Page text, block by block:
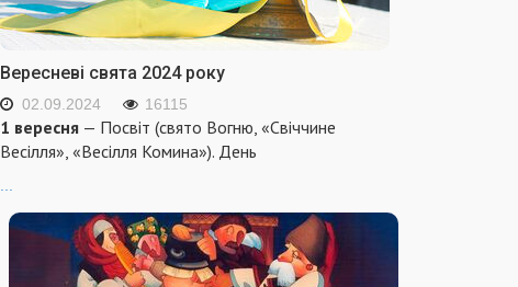
Вересневі свята 2024 року
02.09.2024 16115
1 вересня — Посвіт (свято Вогню, «Свіччине
Весілля», «Весілля Комина»). День
...